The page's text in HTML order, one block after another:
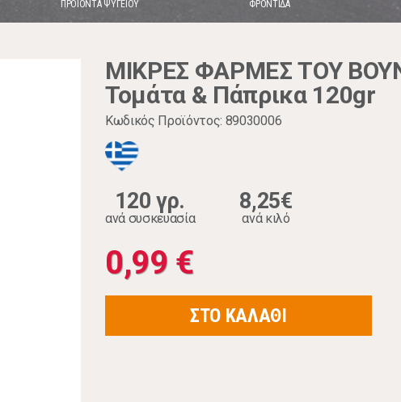
ΠΡΟΙΟΝΤΑ ΨΥΓΕΙΟΥ
ΦΡΟΝΤΙΔΑ
ΜΙΚΡΕΣ ΦΑΡΜΕΣ ΤΟΥ
Τομάτα & Πάπρικα 120gr
Κωδικός Προϊόντος: 89030006
120 γρ.
ανά συσκευασία
8,25€
ανά κιλό
0,99 €
ΣΤΟ ΚΑΛΑΘΙ